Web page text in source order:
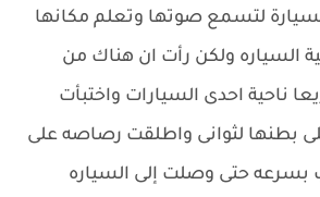
لتسمع صوتها وتعلم مكانها
السياره ولكن رأت ان هناك من
ناحية احدى السيارات واختبأت
بطنها لثوانى واطلقت رصاصه على
بسرعه حتى وصلت إلى السياره